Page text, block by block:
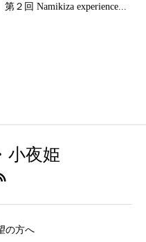
第２回 Namikiza experience...
小夜姫
の方へ